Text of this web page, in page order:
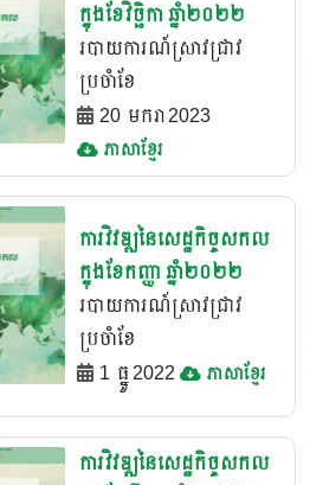
ក្នុងខែវិច្ឆិកា ឆ្នាំ២០២២
របាយការណ៍ស្រាវជ្រាវ
ប្រចំាខែ
20 មករា 2023
ភាសាខ្មែរ
ការវិវឌ្ឍនៃសេដ្ឋកិច្ចសកល
ក្នុងខែកញ្ញា ឆ្នាំ២០២២
របាយការណ៍ស្រាវជ្រាវ
ប្រចំាខែ
1 ធ្នូ 2022
ភាសាខ្មែរ
ការវិវឌ្ឍនៃសេដ្ឋកិច្ចសកល